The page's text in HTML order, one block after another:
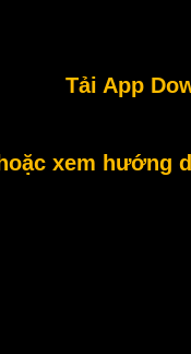
Tải App
hoặc xem hướng